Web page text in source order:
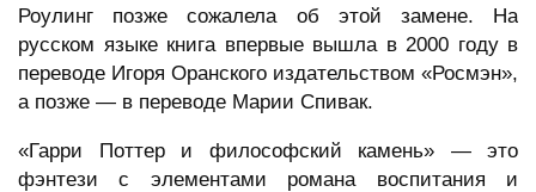
Роулинг позже сожалела об этой замене. На
русском языке книга впервые вышла в 2000 году в
переводе Игоря Оранского издательством «Росмэн»,
а позже — в переводе Марии Спивак.
«Гарри Поттер и философский камень» — это
фэнтези с элементами романа воспитания и